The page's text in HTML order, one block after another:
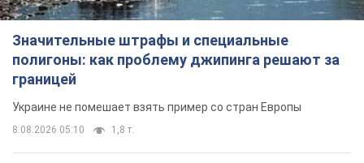
Значительные штрафы и специальные
полигоны: как проблему джипинга решают за
границей
Украине не помешает взять пример со стран Европы
8.08.2026 05:10 1,8 т.